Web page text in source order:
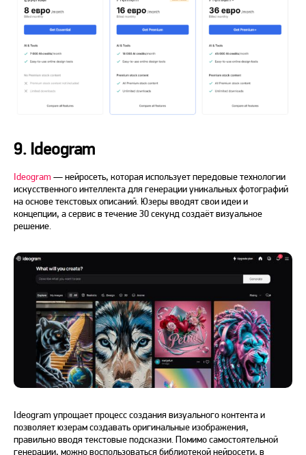
9. Ideogram
Ideogram —нейросеть, которая использует передовые технологии
искусственного интеллекта для генерации уникальных фотографий
на основе текстовых описаний. Юзеры вводят свои идеи и
концепции, асервисв течение 30 секунд создаёт визуальное
решение.
Ideogram упрощает процесс создания визуального контента и
позволяет юзерам создавать оригинальные изображения,
правильно вводя текстовые подсказки. Помимо самостоятельной
генерации, можно воспользоваться библиотекой нейросети, в